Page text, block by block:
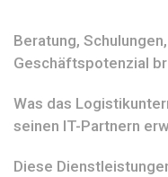
Beratung,
Geschäftspotenzial
Was das
seinen IT-Partnern
Diese